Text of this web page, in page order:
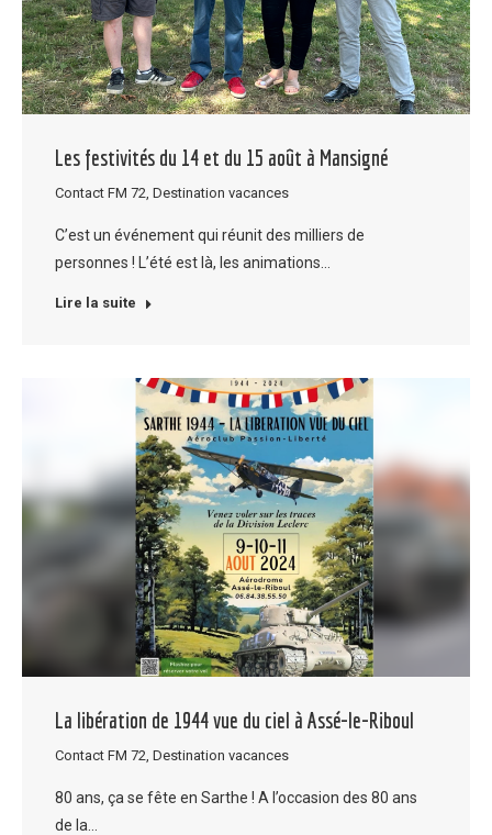
Les festivités du 14 et du 15 août à Mansigné
Contact FM 72 Destination vacances
C’est un événement qui réunit des milliers de
personnes ! L’été est là, les animations…
Lire la suite
La libération de 1944 vue du ciel à Assé-le-Riboul
Contact FM 72 Destination vacances
80 ans, ça se fête en Sarthe ! A l’occasion des 80 ans
de la…